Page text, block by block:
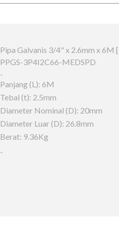
Pipa Galvanis 3/4" x 2.6mm x 6M
PPGS-3P4I2C66-MEDSPD
-
Panjang (L): 6M
Tebal (t): 2.5mm
Diameter Nominal (D): 20mm
Diameter Luar (D): 26.8mm
Berat: 9.36Kg
-